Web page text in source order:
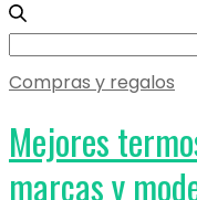
Search
Compras y regalos
Mejores
marcas y